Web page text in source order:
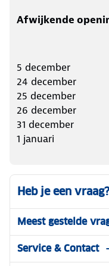
Afwijkende
5 december
24 december
25 december
26 december
31 december
1 januari
Heb je een vraag?
Meest gestelde
Service & Contact